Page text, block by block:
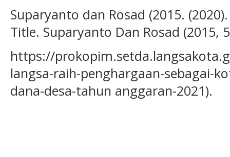
Suparyanto dan Rosad (2015.
Title. Suparyanto Dan Rosad (2015,
https://
langsa-raih-penghargaan-sebagai-
dana-desa-tahun anggaran-2021).